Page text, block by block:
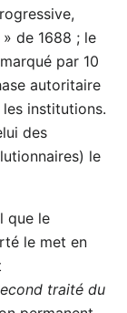
» de 1688 ; le
par 10
autoritaire
institutions.
des
le
que le
le met en
traité du